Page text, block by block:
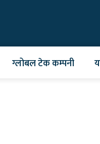
ग्लोबल टेक कम्पनी